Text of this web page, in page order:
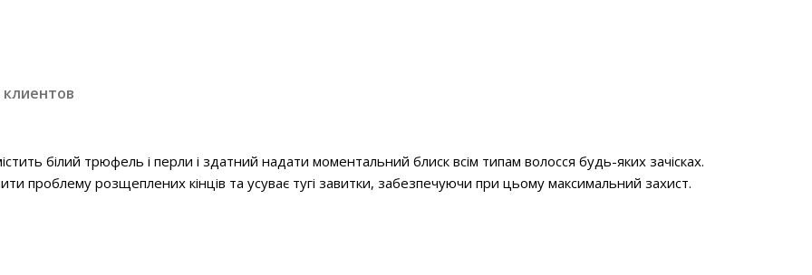
білий трюфель і перли і здатний надати моментальний блиск всім типам волосся будь-яких зачісках.
проблему розщеплених кінців та усуває тугі завитки, забезпечуючи при цьому максимальний захист.